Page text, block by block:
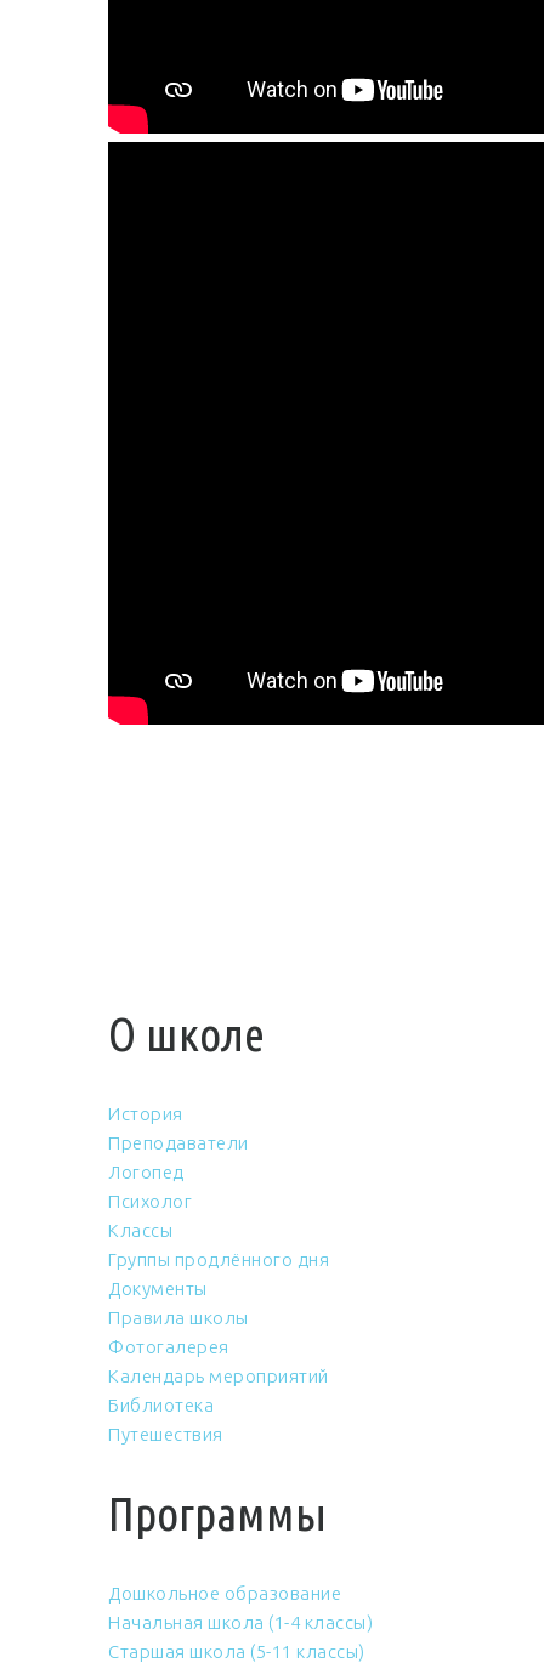
О школе
История
Преподаватели
Логопед
Психолог
Классы
Группы продлённого дня
Документы
Правила школы
Фотогалерея
Календарь мероприятий
Библиотека
Путешествия
Программы
Дошкольное образование
Начальная школа (1-4 классы)
Старшая школа (5-11 классы)